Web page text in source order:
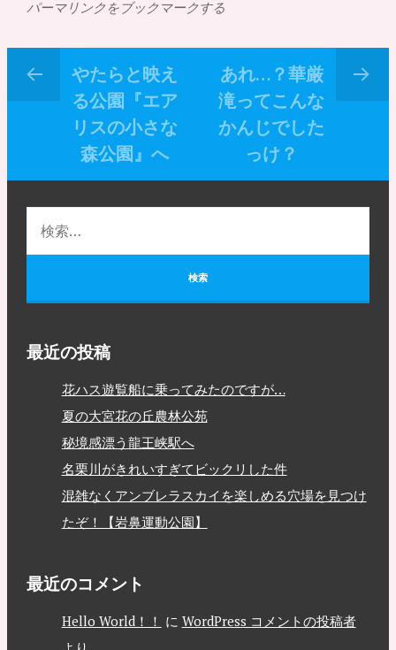
パーマリンクをブックマークする
やたらと映え
る公園『エア
リスの小さな
森公園』へ
あれ…？華厳
滝ってこんな
かんじでした
っけ？
最近の投稿
花ハス遊覧船に乗ってみたのですが…
夏の大宮花の丘農林公苑
秘境感漂う龍王峡駅へ
名栗川がきれいすぎてビックリした件
混雑なくアンブレラスカイを楽しめる穴場を見つけ
たぞ！【岩鼻運動公園】
最近のコメント
Hello World！！ に WordPress コメントの投稿者